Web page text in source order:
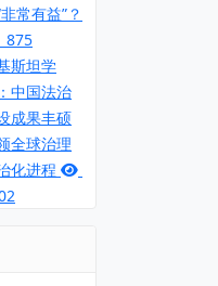
常有益”？
875
斯坦学
中国法治
成果丰硕
全球治理
化进程